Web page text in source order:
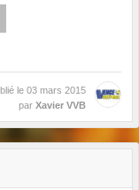
le 03 mars 2015
par Xavier VVB